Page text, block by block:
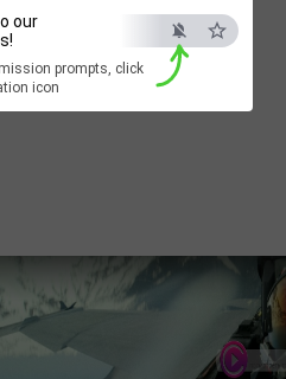
our
prompts, click
icon